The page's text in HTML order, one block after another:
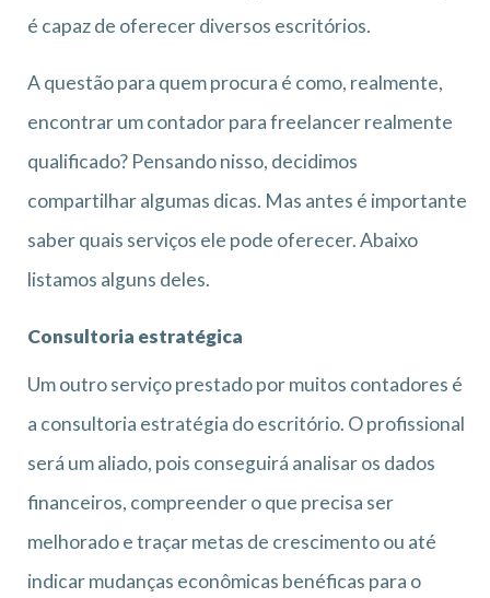
é capaz de oferecer diversos escritórios.
A questão para quem procura é como, realmente,
encontrar um contador para freelancer realmente
qualificado? Pensando nisso, decidimos
compartilhar algumas dicas. Mas antes é importante
saber quais serviços ele pode oferecer. Abaixo
listamos alguns deles.
Consultoria estratégica
Um outro serviço prestado por muitos contadores é
a consultoria estratégia do escritório. O profissional
será um aliado, pois conseguirá analisar os dados
financeiros, compreender o que precisa ser
melhorado e traçar metas de crescimento ou até
indicar mudanças econômicas benéficas para o